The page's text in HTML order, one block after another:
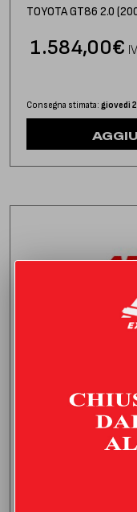
TOYOTA GT86 2.0
€
1.584,00
Consegna stimata: giovedì